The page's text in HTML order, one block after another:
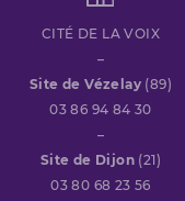
CITÉ DE LA VOIX
–
Site de Vézelay (89)
03 86 94 84 30
–
Site de Dijon (21)
03 80 68 23 56